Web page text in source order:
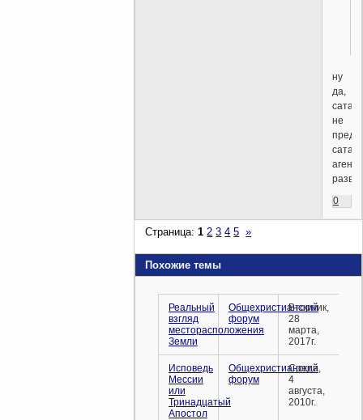
ну
да,
не
0
Страница:1 2 3 4 5 »
Похожие темы
Реальный
взгляд
месторасположения
Земли
Общехристианский
форум
Вторник,
28
марта,
2017г.
Исповедь
Мессии
или
Тринадцатый
Апостол
Общехристианский
форум
Среда,
4
августа,
2010г.